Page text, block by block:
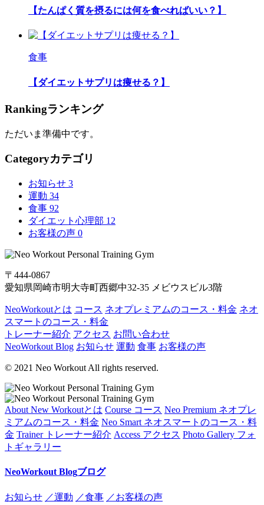
【たんぱく質を摂るには何を食べればいい？】
食事
【ダイエットサプリは痩せる？】
Rankingランキング
ただいま準備中です。
Categoryカテゴリ
お知らせ 3
運動 34
食事 92
ダイエット心理部 12
お客様の声 0
〒444-0867
愛知県岡崎市明大寺町西郷中32-35 メビウスビル3階
NeoWorkoutとは コース ネオプレミアムのコース・料金 ネオ
スマートのコース・料金
トレーナー紹介 アクセス お問い合わせ
NeoWorkout Blog お知らせ 運動 食事 お客様の声
© 2021 Neo Workout All rights reserved.
About New Workoutとは Course コース Neo Premium ネオプレ
ミアムのコース・料金 Neo Smart ネオスマートのコース・料
金 Trainer トレーナー紹介 Access アクセス Photo Gallery フォ
トギャラリー
NeoWorkout Blogブログ
お知らせ ／運動 ／食事 ／お客様の声